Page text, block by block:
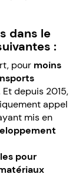
dans le
:
pour moins
Et depuis 2015,
appel
mis en
pour